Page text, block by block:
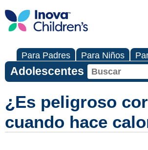
Para Padres Para Niños
Adolescentes
¿Es peligroso
cuando hace